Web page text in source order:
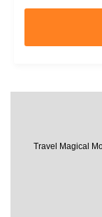
Travel Magical